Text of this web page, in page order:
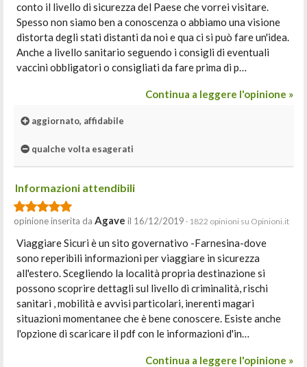
conto il livello di sicurezza del Paese che vorrei visitare.
Spesso non siamo ben a conoscenza o abbiamo una visione
distorta degli stati distanti da noi e qua ci si può fare un'idea.
Anche a livello sanitario seguendo i consigli di eventuali
vaccini obbligatori o consigliati da fare prima di p…
Continua a leggere l'opinione »
aggiornato, affidabile
qualche volta esagerati
Informazioni attendibili
opinione inserita da Agave il 16/12/2019 · 1822 opinioni su Opinioni.it
Viaggiare Sicuri è un sito governativo -Farnesina-dove
sono reperibili informazioni per viaggiare in sicurezza
all'estero. Scegliendo la località propria destinazione si
possono scoprire dettagli sul livello di criminalità, rischi
sanitari , mobilità e avvisi particolari, inerenti magari
situazioni momentanee che è bene conoscere. Esiste anche
l'opzione di scaricare il pdf con le informazioni d'in…
Continua a leggere l'opinione »